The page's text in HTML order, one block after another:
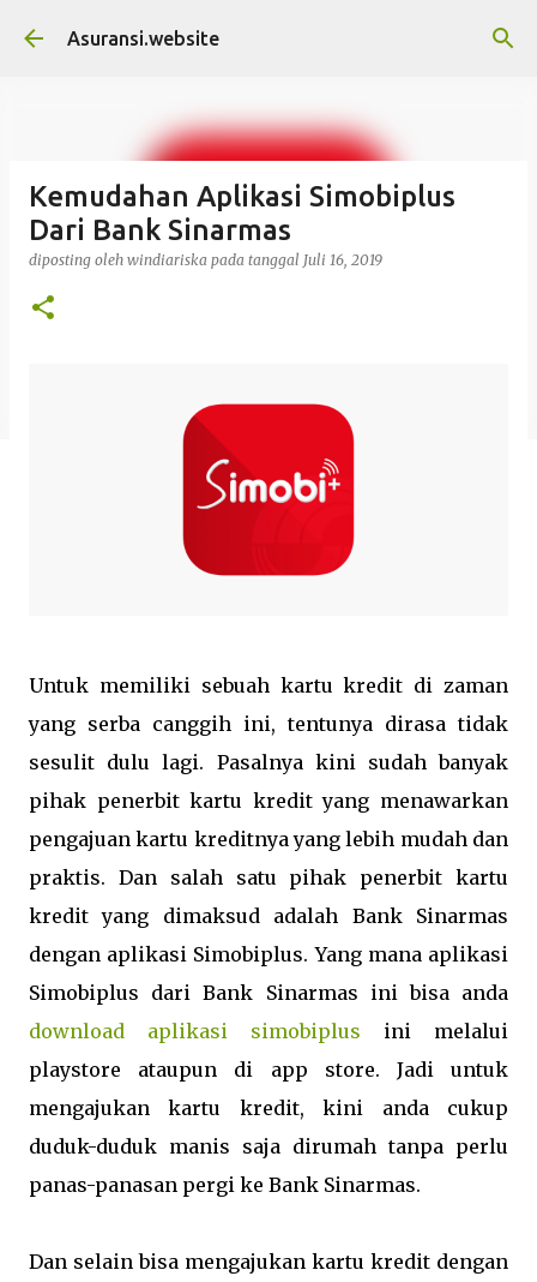
Langsung ke konten utama
Asuransi.website
Kemudahan Aplikasi Simobiplus
Dari Bank Sinarmas
diposting oleh windiariska pada tanggal Juli 16, 2019
Untuk memiliki sebuah kartu kredit di zaman
yang serba canggih ini, tentunya dirasa tidak
sesulit dulu lagi. Pasalnya kini sudah banyak
pihak penerbit kartu kredit yang menawarkan
pengajuan kartu kreditnya yang lebih mudah dan
praktis. Dan salah satu pihak penerbit kartu
kredit yang dimaksud adalah Bank Sinarmas
dengan aplikasi Simobiplus. Yang mana aplikasi
Simobiplus dari Bank Sinarmas ini bisa anda
download aplikasi simobiplus ini melalui
playstore ataupun di app store. Jadi untuk
mengajukan kartu kredit, kini anda cukup
duduk-duduk manis saja dirumah tanpa perlu
panas-panasan pergi ke Bank Sinarmas.
Dan selain bisa mengajukan kartu kredit dengan